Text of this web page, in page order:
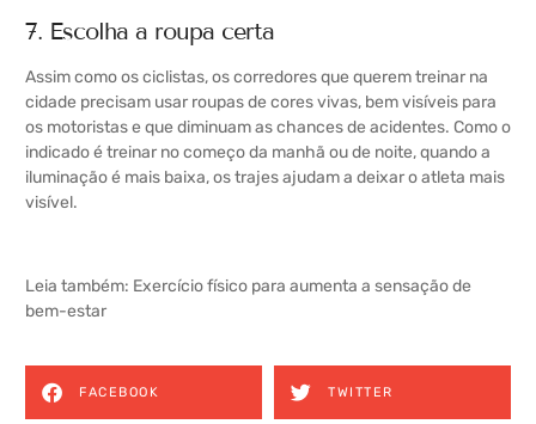
7. Escolha a roupa certa
Assim como os ciclistas, os corredores que querem treinar na
cidade precisam usar roupas de cores vivas, bem visíveis para
os motoristas e que diminuam as chances de acidentes. Como o
indicado é treinar no começo da manhã ou de noite, quando a
iluminação é mais baixa, os trajes ajudam a deixar o atleta mais
visível.
Leia também: Exercício físico para aumenta a sensação de
bem-estar
FACEBOOK TWITTER